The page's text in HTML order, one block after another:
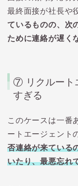
最終面接が社長や
ているものの、次
ために連絡が遅く
⑦ リクルート
すぎる
このケースは一番
ートエージェント
否連絡が来ている
いたり、最悪忘れ